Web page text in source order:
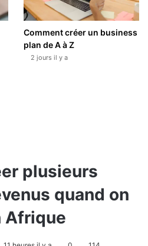
Comment créer un business
plan de A à Z
2 jours il y a